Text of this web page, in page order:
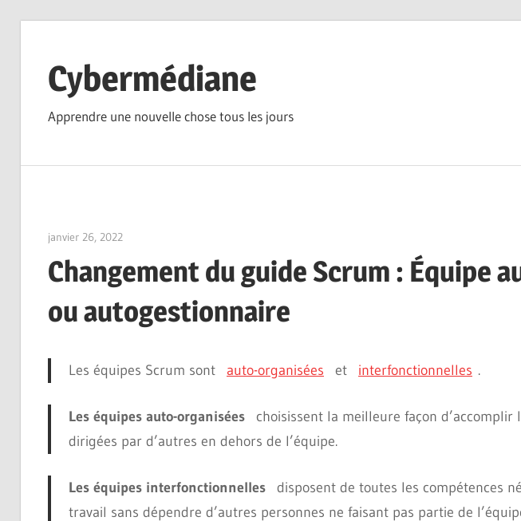
contentCybermédiane
Apprendre une nouvelle chose tous les jours
janvier 26, 2022vpwing
Changement du guide Scrum : Équipe
ou autogestionnaire
Les équipes Scrum sont auto-organisées et interfonctionnelles .
Les équipes auto-organisées choisissent la meilleure façon
dirigées par d’autres en dehors de l’équipe.
Les équipes interfonctionnelles disposent de toutes les compétences
travail sans dépendre d’autres personnes ne faisant pas partie de